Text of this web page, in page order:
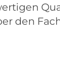
den